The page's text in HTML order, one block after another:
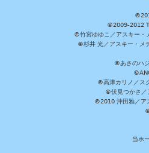
©2009-2012
©竹宮ゆゆこ／アスキー・
©杉井 光／アスキー・メ
©あさのハ
©高津カリノ／ス
©伏見つかさ／
©2010 沖田雅／ア
当ホ